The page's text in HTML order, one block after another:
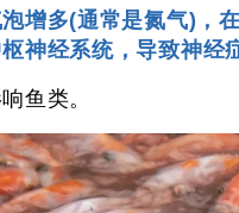
增多(通常是氮气)，
神经系统，导致神经
鱼类。